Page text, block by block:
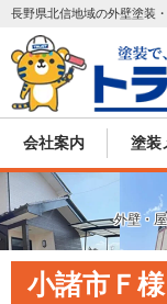
長野県北信地域の外壁塗装
会社案内 塗装
外壁・
小諸市Ｆ